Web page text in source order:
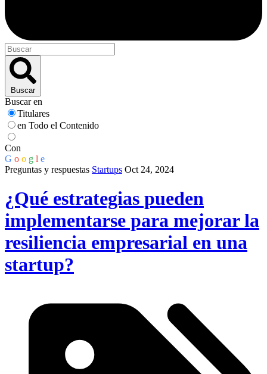
Buscar
Buscar en
Titulares
en Todo el Contenido
Con
G o o g l e
Preguntas y respuestas Startups Oct 24, 2024
¿Qué estrategias pueden
implementarse para mejorar la
resiliencia empresarial en una
startup?